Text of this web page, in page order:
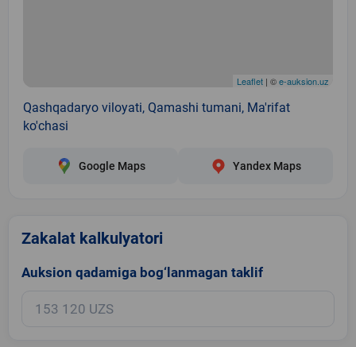
Leaflet | ©e-auksion.uz
Qashqadaryo viloyati, Qamashi tumani, Ma'rifat
ko'chasi
Google Maps Yandex Maps
Zakalat kalkulyatori
Auksion qadamiga bog‘lanmagan taklif